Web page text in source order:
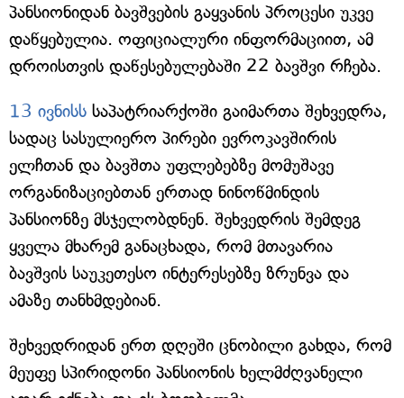
პანსიონიდან ბავშვების გაყვანის პროცესი უკვე
დაწყებულია. ოფიციალური ინფორმაციით, ამ
დროისთვის დაწესებულებაში 22 ბავშვი რჩება.
13 ივნისს საპატრიარქოში გაიმართა შეხვედრა,
სადაც სასულიერო პირები ევროკავშირის
ელჩთან და ბავშთა უფლებებზე მომუშავე
ორგანიზაციებთან ერთად ნინოწმინდის
პანსიონზე მსჯელობდნენ. შეხვედრის შემდეგ
ყველა მხარემ განაცხადა, რომ მთავარია
ბავშვის საუკეთესო ინტერესებზე ზრუნვა და
ამაზე თანხმდებიან.
შეხვედრიდან ერთ დღეში ცნობილი გახდა, რომ
მეუფე სპირიდონი პანსიონის ხელმძღვანელი